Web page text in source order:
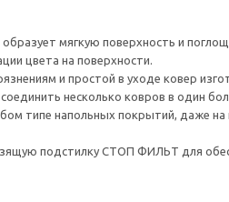
мягкую поверхность и
цвета на поверхности.
и простой в уходе ковер
несколько ковров в один
типе напольных покрытий, даже на
подстилку СТОП ФИЛЬТ для